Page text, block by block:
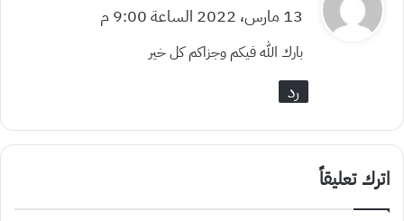
ق
و
13 مارس، 2022 الساعة 9:00 م
بارك الله فيكم وجزاكم كل خير
رد
اترك تعليقاً